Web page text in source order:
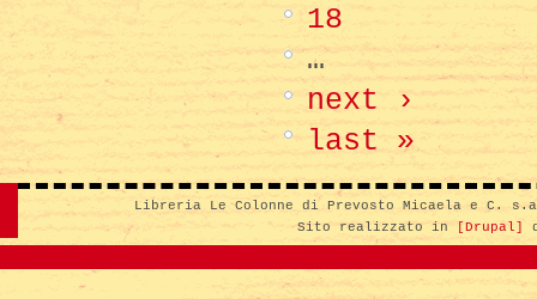
18
…
next ›
last »
Libreria Le Colonne di Prevosto Micaela e C.
Sito realizzato in
[Drupal]